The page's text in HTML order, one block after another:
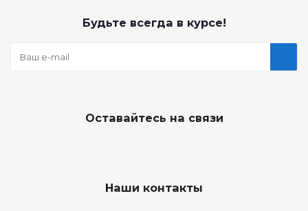
Будьте всегда в курсе!
Оставайтесь на связи
Наши контакты